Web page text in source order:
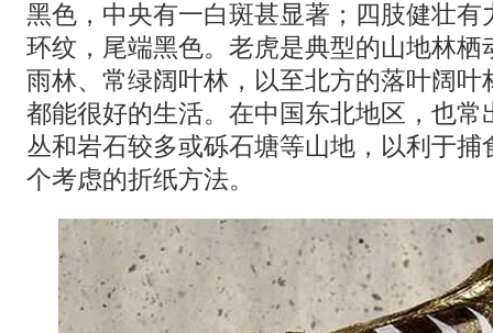
黑色，中央有一白斑甚显著；四肢健壮有
环纹，尾端黑色。老虎是典型的山地林栖
雨林、常绿阔叶林，以至北方的落叶阔叶
都能很好的生活。在中国东北地区，也常
丛和岩石较多或砾石塘等山地，以利于捕
个考虑的折纸方法。